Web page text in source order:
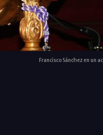
Francisco Sánchez en un